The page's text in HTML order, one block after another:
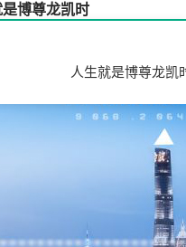
博尊龙凯时
人生就是博尊龙凯